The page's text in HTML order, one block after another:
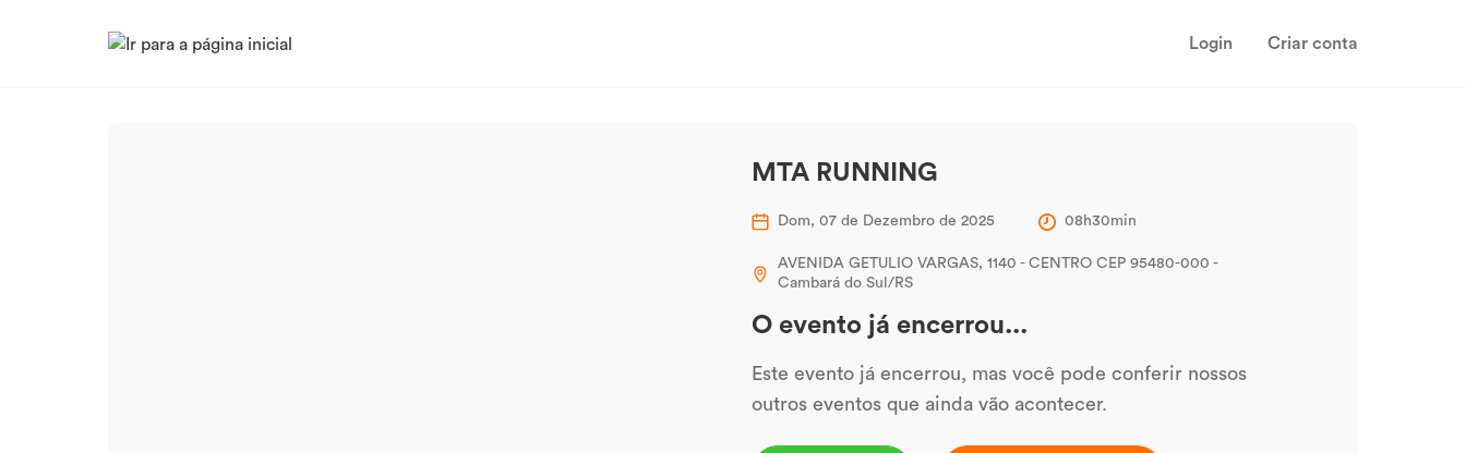
Login Criar conta
MTA RUNNING
Dom, 07 de Dezembro de 2025 08h30min
AVENIDA GETULIO VARGAS, 1140 - CENTRO CEP 95480-000 -
Cambará do Sul/RS
O evento já encerrou...
Este evento já encerrou, mas você pode conferir nossos
outros eventos que ainda vão acontecer.